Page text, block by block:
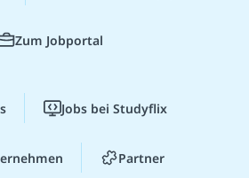
Zum Jobportal
Jobs bei Studyflix
Partner